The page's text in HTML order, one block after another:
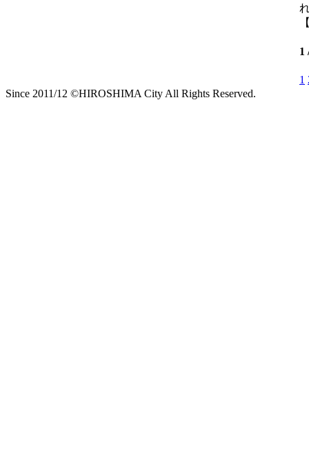
1
1
Since 2011/12 ©HIROSHIMA City All Rights Reserved.